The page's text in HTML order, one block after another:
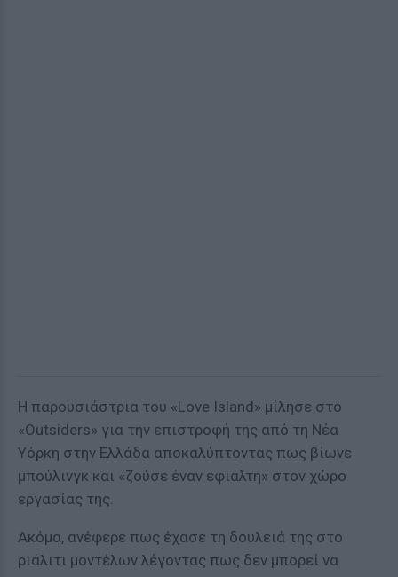
Η παρουσιάστρια του «Love Island» μίλησε στο
«Outsiders» για την επιστροφή της από τη Νέα
Υόρκη στην Ελλάδα αποκαλύπτοντας πως βίωνε
μπούλινγκ και «ζούσε έναν εφιάλτη» στον χώρο
εργασίας της.
Ακόμα, ανέφερε πως έχασε τη δουλειά της στο
ριάλιτι μοντέλων λέγοντας πως δεν μπορεί να